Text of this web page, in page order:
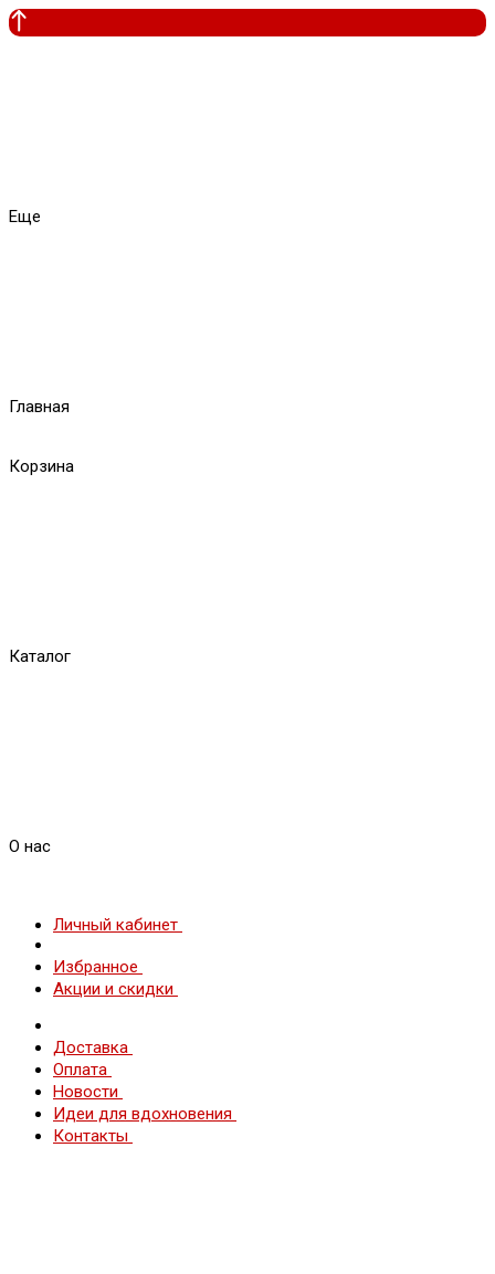
Еще
Главная
Корзина
Каталог
О нас
Личный кабинет
Избранное
Акции и скидки
Доставка
Оплата
Новости
Идеи для вдохновения
Контакты